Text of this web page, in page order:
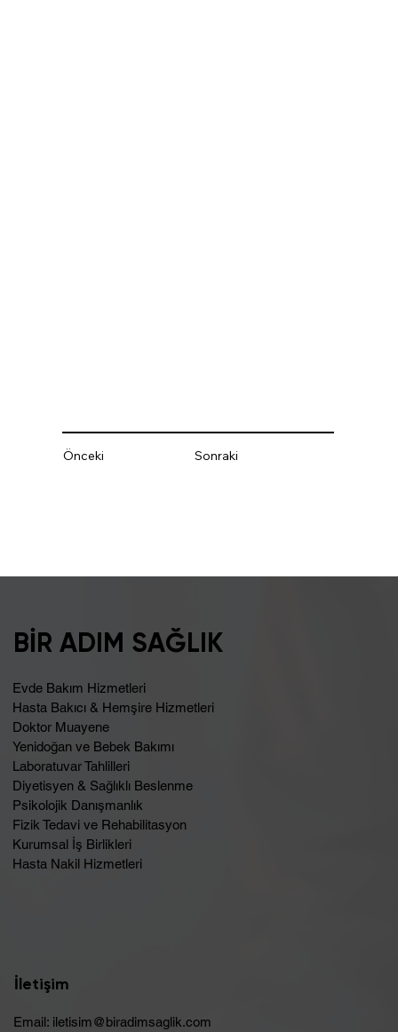
Önceki Sonraki
BİR ADIM SAĞLIK
Evde Bakım Hizmetleri
Hasta Bakıcı & Hemşire Hizmetleri
Doktor Muayene
Yenidoğan ve Bebek Bakımı
Laboratuvar Tahlilleri
Diyetisyen & Sağlıklı Beslenme
Psikolojik Danışmanlık
Fizik Tedavi ve Rehabilitasyon
Kurumsal İş Birlikleri
Hasta Nakil Hizmetleri
İletişim
Email: iletisim@biradimsaglik.com